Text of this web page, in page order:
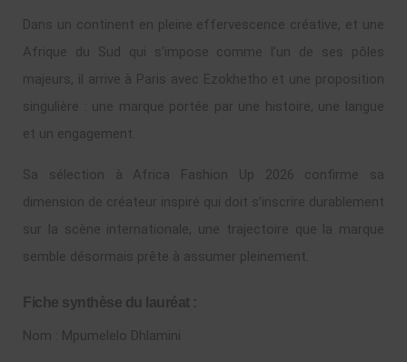
Dans un continent en pleine effervescence créative, et une
Afrique du Sud qui s’impose comme l’un de ses pôles
majeurs, il arrive à Paris avec Ezokhetho et une proposition
singulière : une marque portée par une histoire, une langue
et un engagement.
Sa sélection à Africa Fashion Up 2026 confirme sa
dimension de créateur inspiré qui doit s’inscrire durablement
sur la scène internationale, une trajectoire que la marque
semble désormais prête à assumer pleinement.
Fiche synthèse du lauréat :
Nom : Mpumelelo Dhlamini